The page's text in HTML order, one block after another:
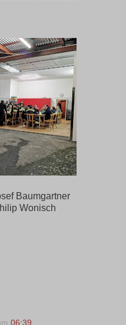
Baumgartner
Wonisch
06:39